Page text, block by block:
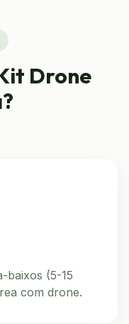
Drone
baixos (5-15
com drone.